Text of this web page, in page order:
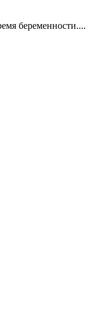
беременности....